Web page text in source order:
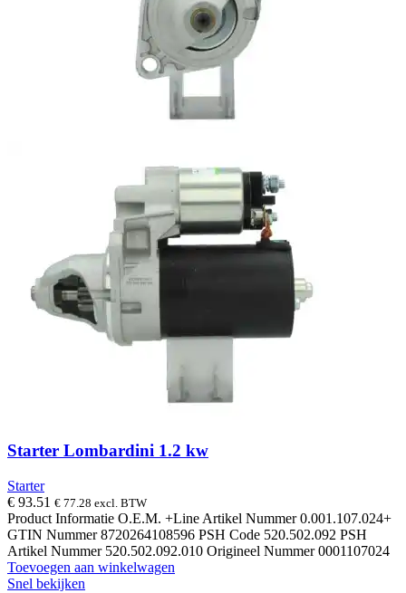
Starter Lombardini 1.2 kw
Starter
€ 93.51 € 77.28 excl. BTW
Product Informatie O.E.M. +Line Artikel Nummer 0.001.107.024+
GTIN Nummer 8720264108596 PSH Code 520.502.092 PSH
Artikel Nummer 520.502.092.010 Origineel Nummer 0001107024
Toevoegen aan winkelwagen
Snel bekijken